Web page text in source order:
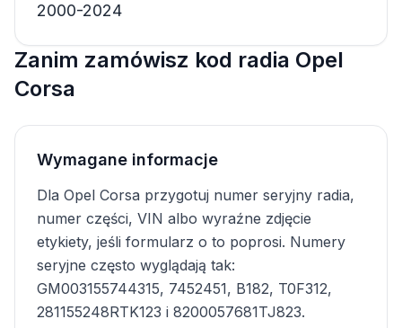
2000-2024
Zanim zamówisz kod radia Opel
Corsa
Wymagane informacje
Dla Opel Corsa przygotuj numer seryjny radia,
numer części, VIN albo wyraźne zdjęcie
etykiety, jeśli formularz o to poprosi. Numery
seryjne często wyglądają tak:
GM003155744315, 7452451, B182, T0F312,
281155248RTK123 i 8200057681TJ823.